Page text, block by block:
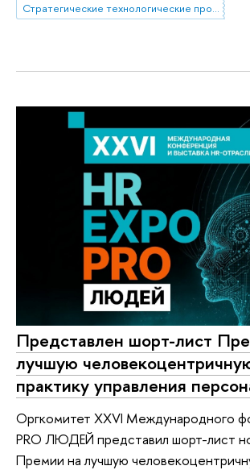
Стратегические технологические проекты
Представлен шорт-лист
лучшую
практику управления
Оргкомитет XXVI Международного
PRO ЛЮДЕЙ представил шорт-лист
Премии на лучшую